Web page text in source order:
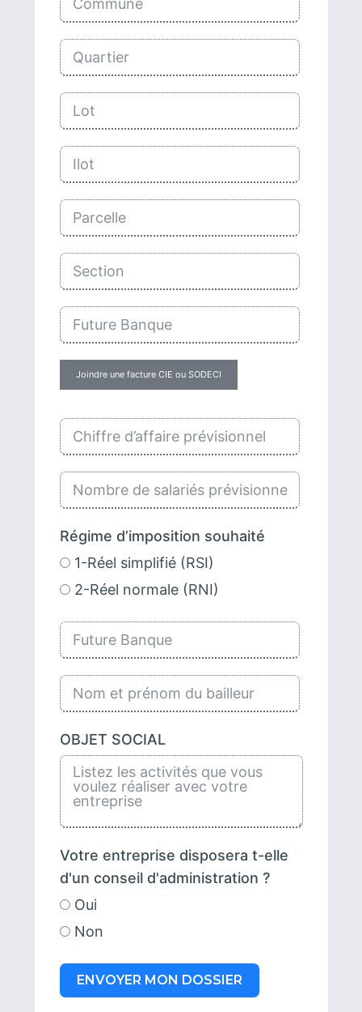
Joindre une facture CIE ou SODECI
Régime d’imposition souhaité
1-Réel simplifié (RSI)
2-Réel normale (RNI)
OBJET SOCIAL
Votre entreprise disposera t-elle
d'un conseil d'administration ?
Oui
Non
ENVOYER MON DOSSIER